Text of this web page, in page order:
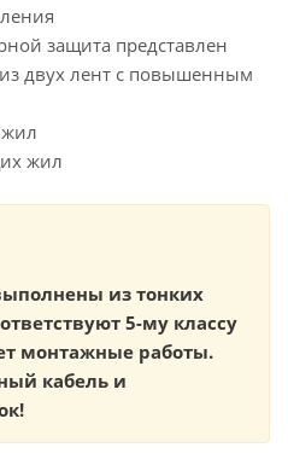
защита представлен
двух лент с повышенным
жил
из тонких
5-му классу
монтажные работы.
кабель и